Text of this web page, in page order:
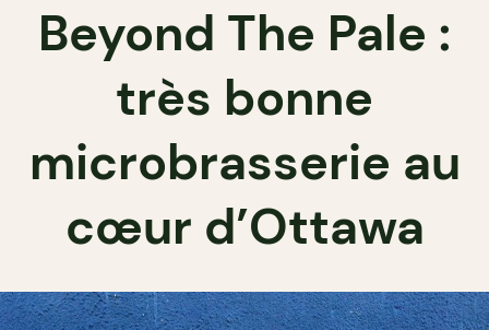
Beyond The Pale :
très bonne
microbrasserie au
cœur d’Ottawa